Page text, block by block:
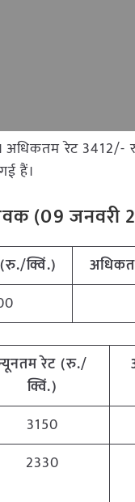
अधिकतम रेट
हैं।
(09जनवरी
क्विं.)
रेट (रु./
क्विं.)
3150
2330